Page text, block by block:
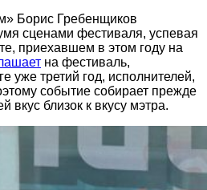
Борис Гребенщиков
сценами фестиваля, успевая
приехавшем в этом году на
на фестиваль,
уже третий год, исполнителей,
событие собирает прежде
вкус близок к вкусу мэтра.